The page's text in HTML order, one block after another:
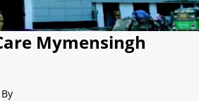
Mymensingh